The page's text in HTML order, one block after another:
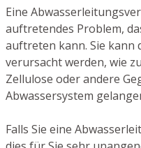
Eine
auftretendes Problem,
auftreten kann. Sie kann
verursacht werden, wie
Zellulose oder andere
Abwassersystem
Falls Sie eine